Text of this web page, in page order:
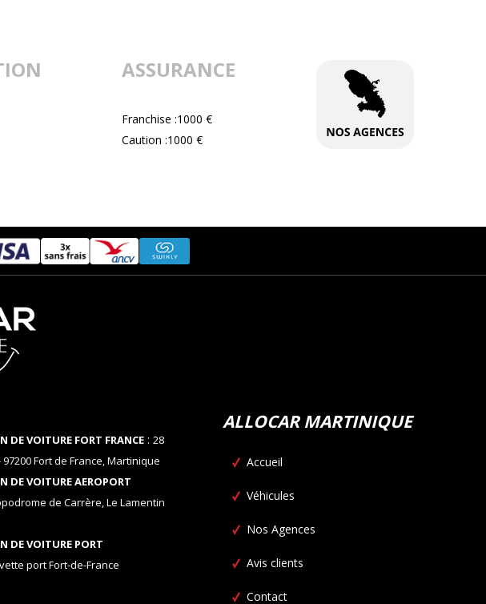
ASSURANCE
Franchise :1000 €
Caution :1000 €
DE VOITURE FORT FRANCE: 28
Fort de France, Martinique
DE VOITURE AEROPORT
de Carrère, Le Lamentin
DE VOITURE PORT
port Fort-de-France
ALLOCAR MARTINIQUE
Accueil
Véhicules
Nos Agences
Avis clients
Contact